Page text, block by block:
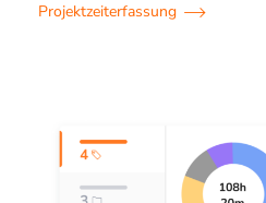
Projektzeiterfassung